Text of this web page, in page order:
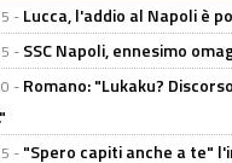
- Lucca, l'addio al Napoli è
- SSC Napoli, ennesimo
- Romano: "Lukaku?
- "Spero capiti anche a te"